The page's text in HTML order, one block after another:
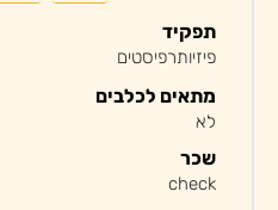
תפקיד
פיזיותרפיסטים
מתאים לכלבים
לא
שכר
check